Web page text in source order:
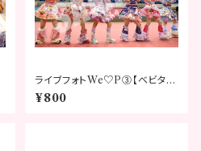
ライブフォトWe♡P③【ベビタピ
フェスティバル2026】
¥800